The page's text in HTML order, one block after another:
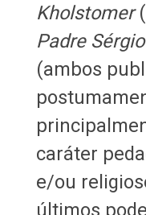
Kholstomer
Padre Sérgio
(ambos
caráter
e/ou
últimos